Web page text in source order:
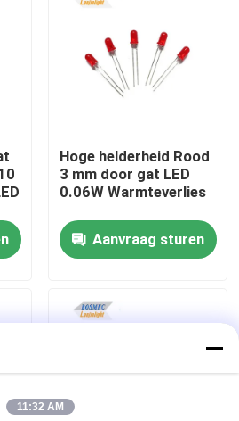
Hoge helderheid Rood
3 mm door gat LED
0.06W Warmteverlies
Aanvraag sturen
11:32 AM